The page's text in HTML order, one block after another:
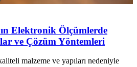
Elektronik Ölçümlerde
ve Çözüm Yöntemleri
malzeme ve yapıları nedeniyle